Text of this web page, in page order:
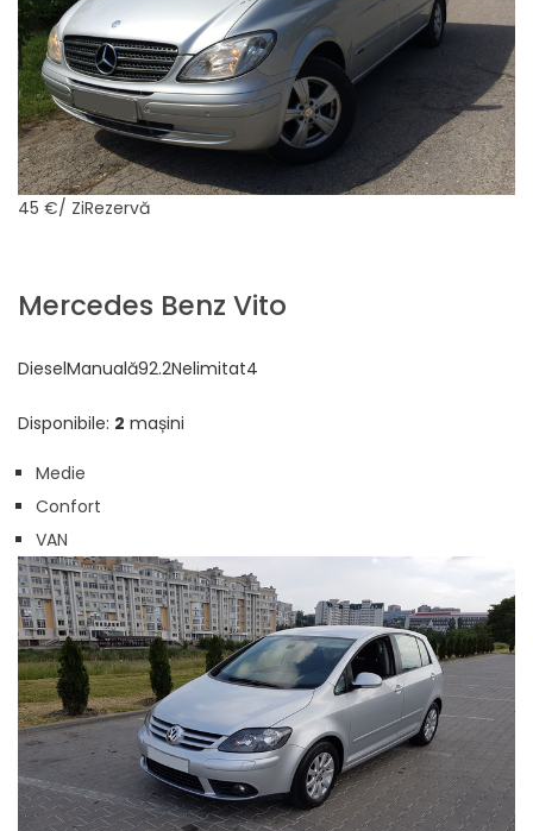
45 €/ ZiRezervă
Mercedes Benz Vito
DieselManuală92.2Nelimitat4
Disponibile: 2 mașini
Medie
Confort
VAN